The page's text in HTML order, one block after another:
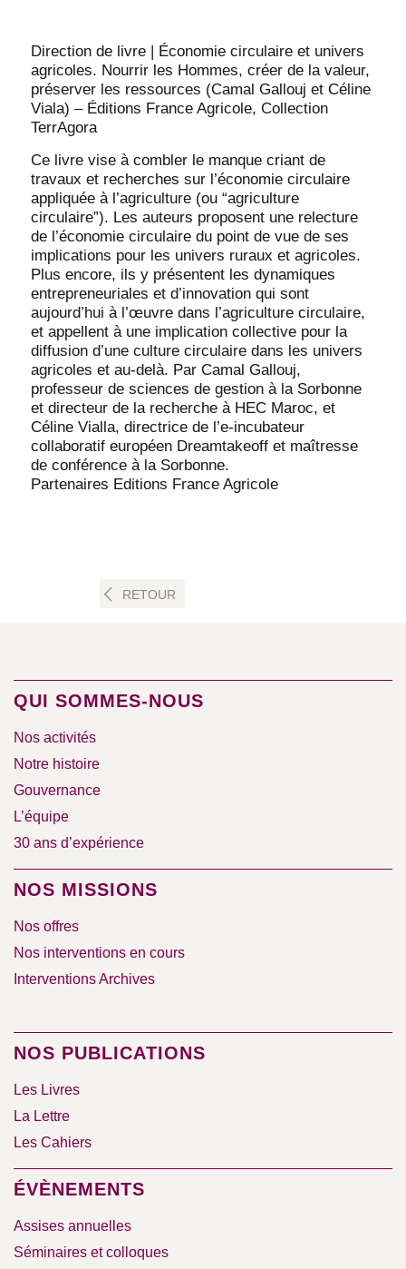
Direction de livre | Économie circulaire et univers
agricoles. Nourrir les Hommes, créer de la valeur,
préserver les ressources (Camal Gallouj et Céline
Viala) – Éditions France Agricole, Collection
TerrAgora
Ce livre vise à combler le manque criant de
travaux et recherches sur l’économie circulaire
appliquée à l’agriculture (ou “agriculture
circulaire”). Les auteurs proposent une relecture
de l’économie circulaire du point de vue de ses
implications pour les univers ruraux et agricoles.
Plus encore, ils y présentent les dynamiques
entrepreneuriales et d’innovation qui sont
aujourd’hui à l’œuvre dans l’agriculture circulaire,
et appellent à une implication collective pour la
diffusion d’une culture circulaire dans les univers
agricoles et au-delà. Par Camal Gallouj,
professeur de sciences de gestion à la Sorbonne
et directeur de la recherche à HEC Maroc, et
Céline Vialla, directrice de l’e-incubateur
collaboratif européen Dreamtakeoff et maîtresse
de conférence à la Sorbonne.
Partenaires Editions France Agricole
RETOUR
QUI SOMMES-NOUS
Nos activités
Notre histoire
Gouvernance
L’équipe
30 ans d’expérience
NOS MISSIONS
Nos offres
Nos interventions en cours
Interventions Archives
NOS PUBLICATIONS
Les Livres
La Lettre
Les Cahiers
ÉVÈNEMENTS
Assises annuelles
Séminaires et colloques